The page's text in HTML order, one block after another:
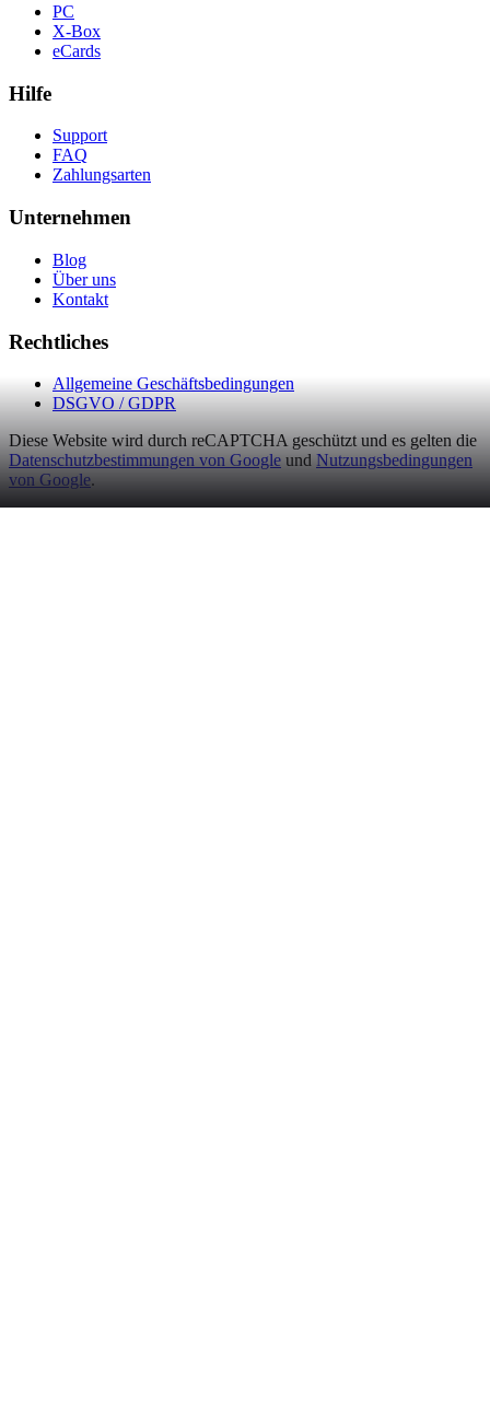
PC
X-Box
eCards
Hilfe
Support
FAQ
Zahlungsarten
Unternehmen
Blog
Über uns
Kontakt
Rechtliches
Allgemeine Geschäftsbedingungen
DSGVO / GDPR
Diese Website wird durch reCAPTCHA geschützt und es gelten die
Datenschutzbestimmungen von Google und Nutzungsbedingungen
von Google.